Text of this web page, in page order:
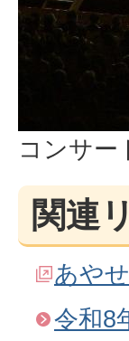
コンサー
関連
あや
令和8